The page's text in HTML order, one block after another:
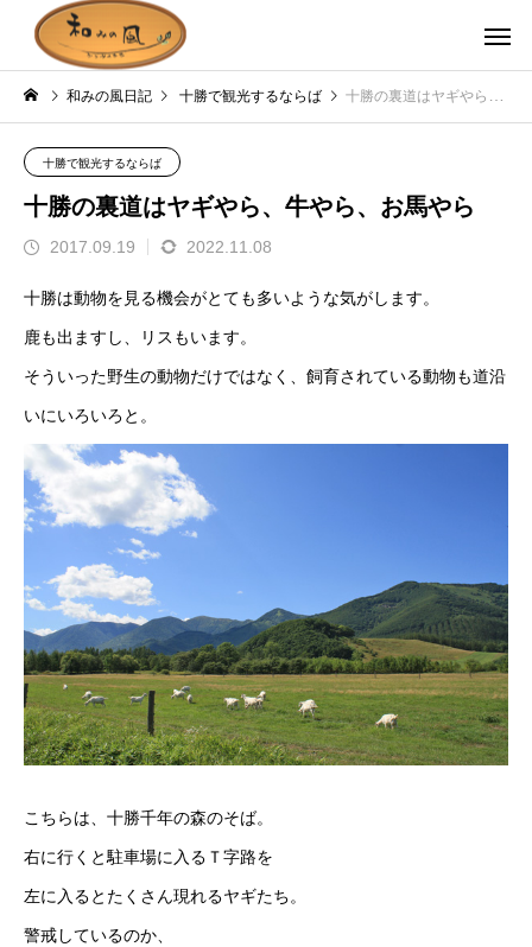
和みの風日記 十勝で観光するならば 十勝の裏道はヤギやら、牛やら、お馬やら
十勝で観光するならば
十勝の裏道はヤギやら、牛やら、お馬やら
2017.09.19 2022.11.08
十勝は動物を見る機会がとても多いような気がします。
鹿も出ますし、リスもいます。
そういった野生の動物だけではなく、飼育されている動物も道沿
いにいろいろと。
こちらは、十勝千年の森のそば。
右に行くと駐車場に入るＴ字路を
左に入るとたくさん現れるヤギたち。
警戒しているのか、